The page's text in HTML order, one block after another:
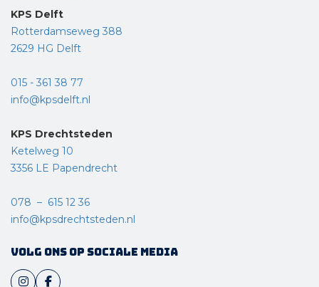
KPS Delft
Rotterdamseweg 388
2629 HG Delft
015 - 361 38 77
info@kpsdelft.nl
KPS Drechtsteden
Ketelweg 10
3356 LE Papendrecht
078 – 615 12 36
info@kpsdrechtsteden.nl
Volg ons op sociale media